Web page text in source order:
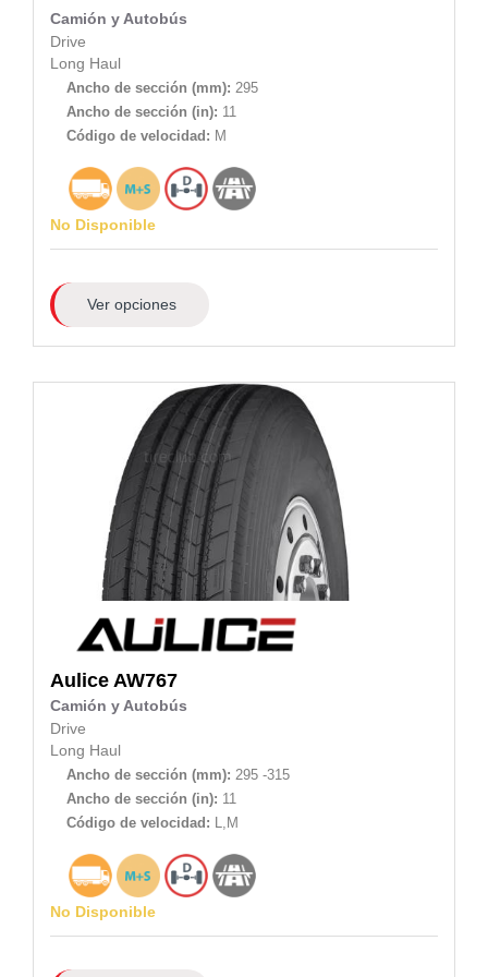
Camión y Autobús
Drive
Long Haul
Ancho de sección (mm): 295
Ancho de sección (in): 11
Código de velocidad: M
No Disponible
Ver opciones
Aulice AW767
Camión y Autobús
Drive
Long Haul
Ancho de sección (mm): 295 -315
Ancho de sección (in): 11
Código de velocidad: L,M
No Disponible